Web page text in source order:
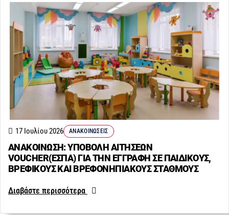
ΑΝΑΚΟΙΝΩΣΗ: ΥΠΟΒΟΛΗ ΑΙΤΗΣΕΩΝ
VOUCHER(ΕΣΠΑ) ΓΙΑ ΤΗΝ ΕΓΓΡΑΦΗ ΣΕ ΠΑΙΔΙΚΟΥΣ,
ΒΡΕΦΙΚΟΥΣ ΚΑΙ ΒΡΕΦΟΝΗΠΙΑΚΟΥΣ ΣΤΑΘΜΟΥΣ
17 Ιουλίου 2026 ΑΝΑΚΟΙΝΏΣΕΙΣ
Διαβάστε περισσότερα